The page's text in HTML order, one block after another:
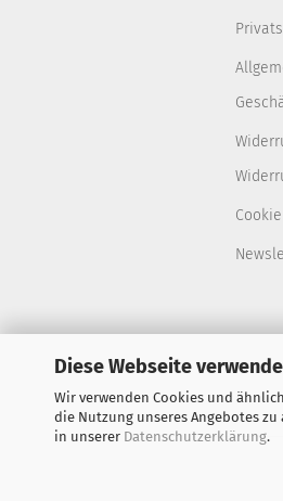
Diese Webseite
Wir verwenden Cookies und
die Nutzung unseres Angebotes
in unserer Datenschutzerklärung.